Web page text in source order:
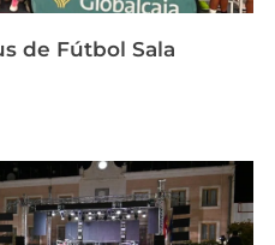
de Fútbol Sala